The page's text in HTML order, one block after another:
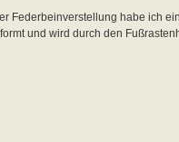
Federbeinverstellung habe ich
und wird durch den